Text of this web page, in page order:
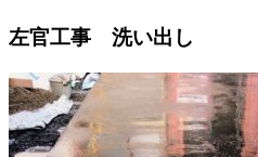
左官工事 洗い出し